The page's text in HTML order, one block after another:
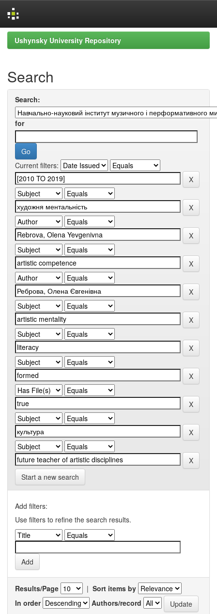
Skip
navigation
Ushynsky University Repository
Search
Search:
for
Current filters:
Start a new search
Add filters:
Use filters to refine the search results.
Results/Page | Sort items by
In order
Authors/record